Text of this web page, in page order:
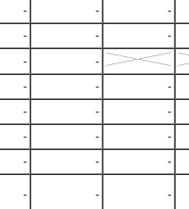
- - -
- - -
-
-
- - -
- - -
- - -
- - -
- - -